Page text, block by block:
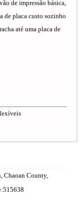
de impressão básica,
de placa custo sozinho
até uma placa de
Chaoan County,